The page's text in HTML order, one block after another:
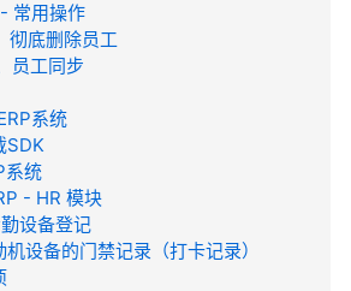
常用操作
彻底删除员工
员工同步
系统
SDK
系统
- HR 模块
设备登记
设备的门禁记录（打卡记录）